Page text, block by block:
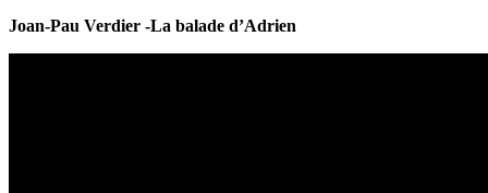
Joan-Pau Verdier -La balade d’Adrien